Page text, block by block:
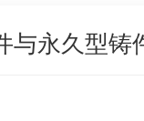
与永久型铸